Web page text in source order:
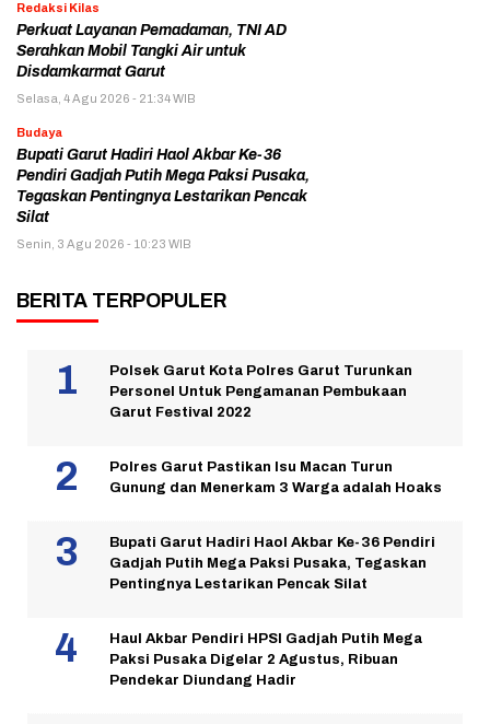
Redaksi Kilas
Perkuat Layanan Pemadaman, TNI AD
Serahkan Mobil Tangki Air untuk
Disdamkarmat Garut
Selasa, 4 Agu 2026 - 21:34 WIB
Budaya
Bupati Garut Hadiri Haol Akbar Ke-36
Pendiri Gadjah Putih Mega Paksi Pusaka,
Tegaskan Pentingnya Lestarikan Pencak
Silat
Senin, 3 Agu 2026 - 10:23 WIB
BERITA TERPOPULER
Polsek Garut Kota Polres Garut Turunkan
Personel Untuk Pengamanan Pembukaan
Garut Festival 2022
Polres Garut Pastikan Isu Macan Turun
Gunung dan Menerkam 3 Warga adalah Hoaks
Bupati Garut Hadiri Haol Akbar Ke-36 Pendiri
Gadjah Putih Mega Paksi Pusaka, Tegaskan
Pentingnya Lestarikan Pencak Silat
Haul Akbar Pendiri HPSI Gadjah Putih Mega
Paksi Pusaka Digelar 2 Agustus, Ribuan
Pendekar Diundang Hadir